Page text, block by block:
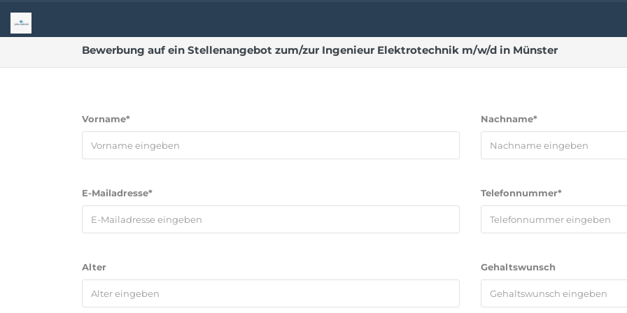
Bewerbung auf ein Stellenangebot zum/zur Ingenieur Elektrotechnik m/w/d in Münster
Vorname* Nachname*
E-Mailadresse* Telefonnummer*
Alter Gehaltswunsch